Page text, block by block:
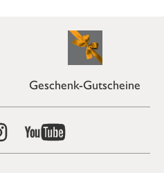
Geschenk-Gutscheine